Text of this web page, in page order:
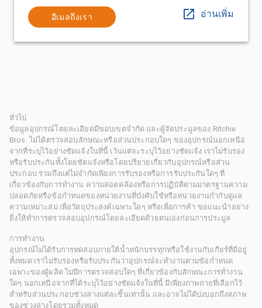
อีเมลถึงเรา อ่านเพิ่ม
ทั่วไป
ข้อมูลอุปกรณ์โดยละเอียดมีขอบเขตจำกัด และผู้จัดประมูลของ Ritchie
Bros. ไม่ได้ตรวจสอบลักษณะหรือส่วนประกอบใดๆ ของอุปกรณ์นอกเหนือ
จากที่ระบุไว้อย่างชัดแจ้งในที่นี้ เว้นแต่จะระบุไว้อย่างชัดแจ้ง เราไม่รับรอง
หรือรับประกันทั้งโดยชัดแจ้งหรือโดยปริยายเกี่ยวกับอุปกรณ์หรือส่วน
ประกอบ รวมถึงแต่ไม่จำกัดเพียงการรับรองหรือการรับประกันใดๆ ที่
เกี่ยวข้องกับการทำงาน ความสอดคล้องหรือการปฏิบัติตามมาตรฐานความ
ปลอดภัยหรือข้อกำหนดของหน่วยงานที่บังคับใช้หรือหน่วยงานกำกับดูแล
ความเหมาะสม เพื่อวัตถุประสงค์เฉพาะใดๆ หรือเพื่อการค้า ขอแนะนำอย่าง
ยิ่งให้ทำการตรวจสอบอุปกรณ์โดยละเอียดด้วยตนเองก่อนการประมูล
การทำงาน
อุปกรณ์ไม่ได้รับการทดสอบภายใต้น้ำหนักบรรทุกหรือใช้งานกับเกียร์ที่มีอยู่
ทั้งหมด เราไม่รับรองหรือรับประกันว่าอุปกรณ์จะทำงานตามข้อกำหนด
เฉพาะของผู้ผลิต ไม่มีการตรวจสอบใดๆ ที่เกี่ยวข้องกับลักษณะการทำงาน
ใดๆ นอกเหนือจากที่ได้ระบุไว้อย่างชัดแจ้งในที่นี้ มีเพียงภาพถ่ายที่เลือกไว้
สำหรับส่วนประกอบช่วงล่างแต่ละชิ้นเท่านั้น และอาจไม่ได้บ่งบอกถึงสภาพ
ของช่วงล่างโดยรวมทั้งหมด